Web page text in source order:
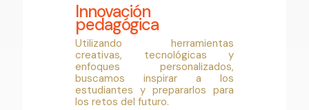
Innovación
pedagógica
Utilizando herramientas
creativas, tecnológicas y
enfoques personalizados,
buscamos inspirar a los
estudiantes y prepararlos para
los retos del futuro.